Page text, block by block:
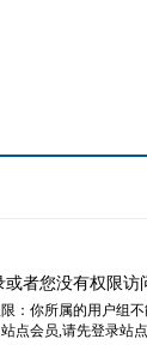
或者您没有权限访
：你所属的用户组
点会员,请先登录站点